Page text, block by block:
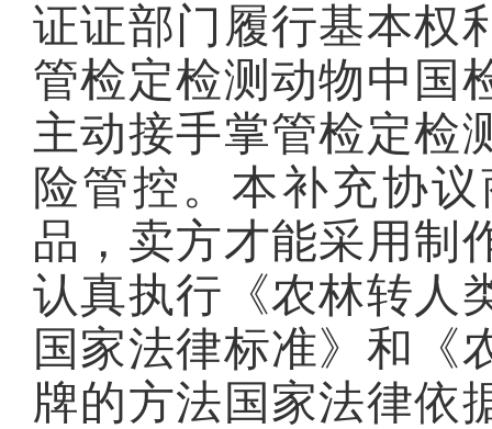
证证部门履行基本权
管检定检测动物中国
主动接手掌管检定检
险管控。本补充协
品，卖方才能采用制
认真执行《农林转人
国家法律标准》和《
牌的方法国家法律依